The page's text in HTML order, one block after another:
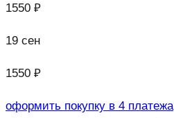
1550 ₽
19 сен
1550 ₽
оформить покупку в 4 платежа